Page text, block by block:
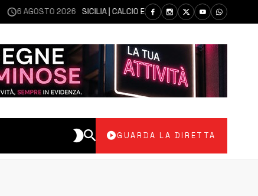
6 AGOSTO 2026 SICILIA | CALCIO ECCELLENZA, COPPA ITALIA: IL 30
GUARDA LA DIRETTA